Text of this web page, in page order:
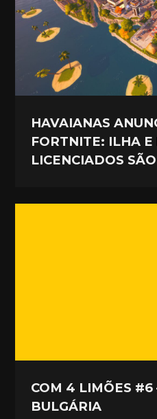
HAVAIANAS
FORTNITE: ILHA
LICENCIADOS
COM 4 LIMÕES #6
BULGÁRIA